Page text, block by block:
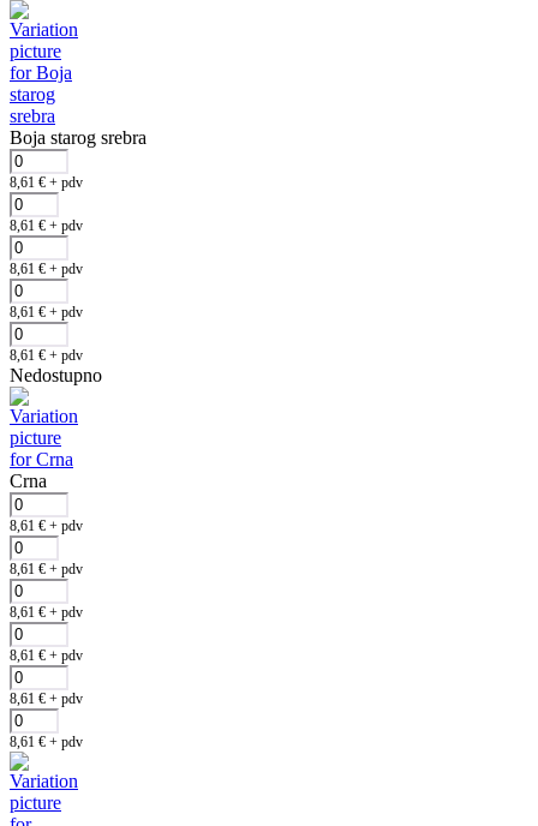
Boja starog srebra
8,61 € + pdv
8,61 € + pdv
8,61 € + pdv
8,61 € + pdv
8,61 € + pdv
Nedostupno
Crna
8,61 € + pdv
8,61 € + pdv
8,61 € + pdv
8,61 € + pdv
8,61 € + pdv
8,61 € + pdv